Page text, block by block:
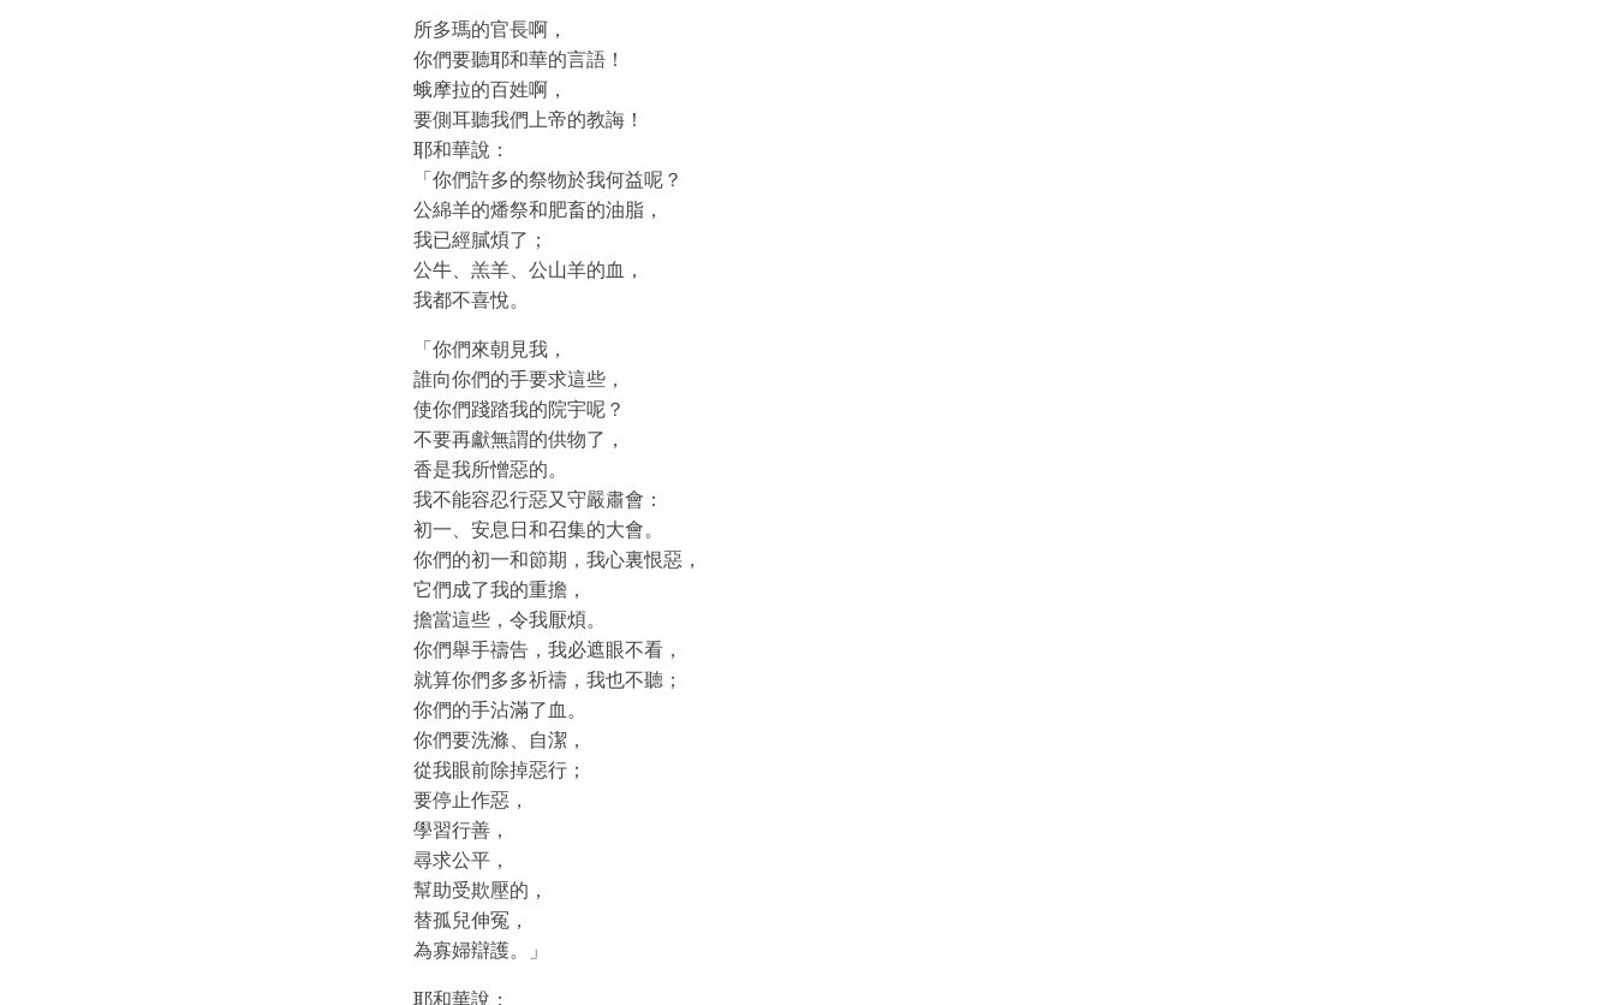
所多瑪的官長啊，
你們要聽耶和華的言語！
蛾摩拉的百姓啊，
要側耳聽我們上帝的教誨！
耶和華說：
「你們許多的祭物於我何益呢？
公綿羊的燔祭和肥畜的油脂，
我已經膩煩了；
公牛、羔羊、公山羊的血，
我都不喜悅。
「你們來朝見我，
誰向你們的手要求這些，
使你們踐踏我的院宇呢？
不要再獻無謂的供物了，
香是我所憎惡的。
我不能容忍行惡又守嚴肅會：
初一、安息日和召集的大會。
你們的初一和節期，我心裏恨惡，
它們成了我的重擔，
擔當這些，令我厭煩。
你們舉手禱告，我必遮眼不看，
就算你們多多祈禱，我也不聽；
你們的手沾滿了血。
你們要洗滌、自潔，
從我眼前除掉惡行；
要停止作惡，
學習行善，
尋求公平，
幫助受欺壓的，
替孤兒伸冤，
為寡婦辯護。」
耶和華說：